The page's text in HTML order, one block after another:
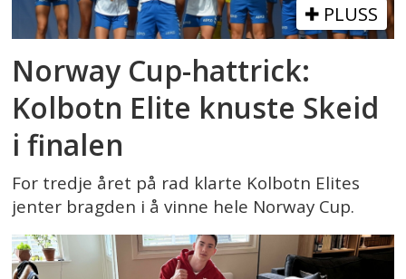
PLUSS
Norway Cup-hattrick:
Kolbotn Elite knuste Skeid
i finalen
For tredje året på rad klarte Kolbotn Elites
jenter bragden i å vinne hele Norway Cup.